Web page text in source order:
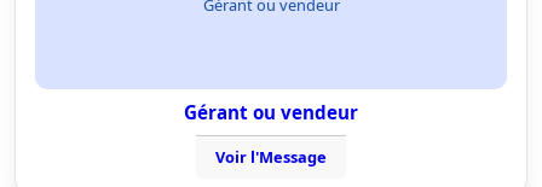
Gérant ou vendeur
Voir l'Message